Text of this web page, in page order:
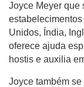
Joyce Meyer que
Unidos, Índia,
oferece ajuda
hostis e auxilia
Joyce também